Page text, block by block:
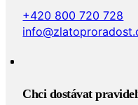
+420 800 720 728
Chci dostávat